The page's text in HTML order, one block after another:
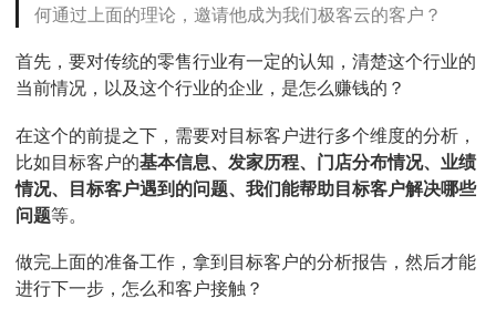
何通过上面的理论，邀请他成为我们极客云的客户？
首先，要对传统的零售行业有一定的认知，清楚这个行业的
当前情况，以及这个行业的企业，是怎么赚钱的？
在这个的前提之下，需要对目标客户进行多个维度的分析，
比如目标客户的基本信息、发家历程、门店分布情况、业绩
情况、目标客户遇到的问题、我们能帮助目标客户解决哪些
问题等。
做完上面的准备工作，拿到目标客户的分析报告，然后才能
进行下一步，怎么和客户接触？